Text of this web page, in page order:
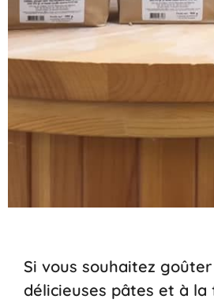
Si vous souhaitez
délicieuses pâtes et à la